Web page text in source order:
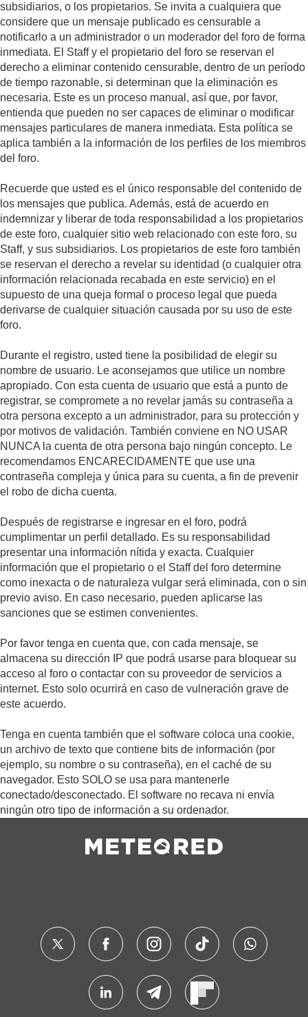
subsidiarios, o los propietarios. Se invita a cualquiera que
considere que un mensaje publicado es censurable a
notificarlo a un administrador o un moderador del foro de forma
inmediata. El Staff y el propietario del foro se reservan el
derecho a eliminar contenido censurable, dentro de un período
de tiempo razonable, si determinan que la eliminación es
necesaria. Este es un proceso manual, así que, por favor,
entienda que pueden no ser capaces de eliminar o modificar
mensajes particulares de manera inmediata. Esta política se
aplica también a la información de los perfiles de los miembros
del foro.
Recuerde que usted es el único responsable del contenido de
los mensajes que publica. Además, está de acuerdo en
indemnizar y liberar de toda responsabilidad a los propietarios
de este foro, cualquier sitio web relacionado con este foro, su
Staff, y sus subsidiarios. Los propietarios de este foro también
se reservan el derecho a revelar su identidad (o cualquier otra
información relacionada recabada en este servicio) en el
supuesto de una queja formal o proceso legal que pueda
derivarse de cualquier situación causada por su uso de este
foro.
Durante el registro, usted tiene la posibilidad de elegir su
nombre de usuario. Le aconsejamos que utilice un nombre
apropiado. Con esta cuenta de usuario que está a punto de
registrar, se compromete a no revelar jamás su contraseña a
otra persona excepto a un administrador, para su protección y
por motivos de validación. También conviene en NO USAR
NUNCA la cuenta de otra persona bajo ningún concepto. Le
recomendamos ENCARECIDAMENTE que use una
contraseña compleja y única para su cuenta, a fin de prevenir
el robo de dicha cuenta.
Después de registrarse e ingresar en el foro, podrá
cumplimentar un perfil detallado. Es su responsabilidad
presentar una información nítida y exacta. Cualquier
información que el propietario o el Staff del foro determine
como inexacta o de naturaleza vulgar será eliminada, con o sin
previo aviso. En caso necesario, pueden aplicarse las
sanciones que se estimen convenientes.
Por favor tenga en cuenta que, con cada mensaje, se
almacena su dirección IP que podrá usarse para bloquear su
acceso al foro o contactar con su proveedor de servicios a
internet. Esto solo ocurrirá en caso de vulneración grave de
este acuerdo.
Tenga en cuenta también que el software coloca una cookie,
un archivo de texto que contiene bits de información (por
ejemplo, su nombre o su contraseña), en el caché de su
navegador. Esto SOLO se usa para mantenerle
conectado/desconectado. El software no recava ni envía
ningún otro tipo de información a su ordenador.